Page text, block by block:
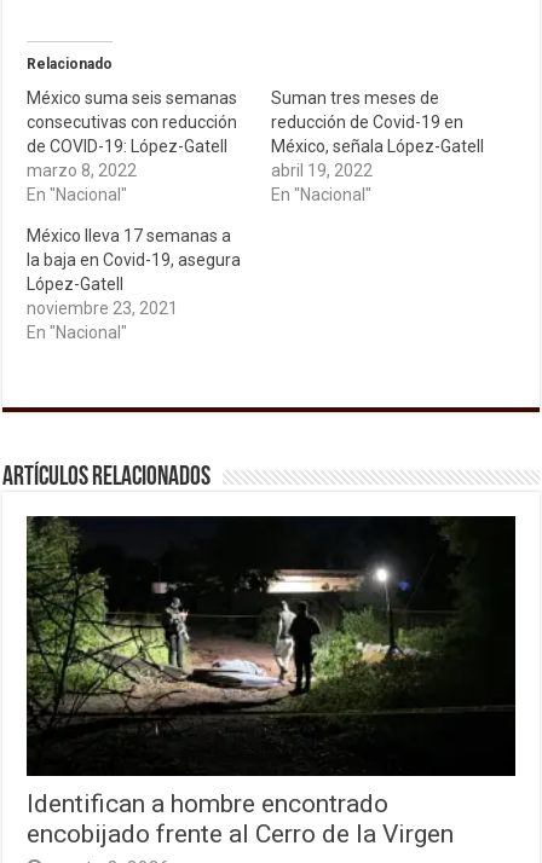
Relacionado
México suma seis semanas
consecutivas con reducción
de COVID-19: López-Gatell
marzo 8, 2022
En "Nacional"
Suman tres meses de
reducción de Covid-19 en
México, señala López-Gatell
abril 19, 2022
En "Nacional"
México lleva 17 semanas a
la baja en Covid-19, asegura
López-Gatell
noviembre 23, 2021
En "Nacional"
Artículos relacionados
Identifican a hombre encontrado
encobijado frente al Cerro de la Virgen